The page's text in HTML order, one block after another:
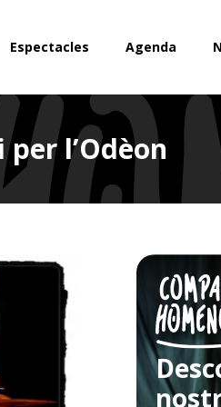
Espectacles Agenda
l’Odèon